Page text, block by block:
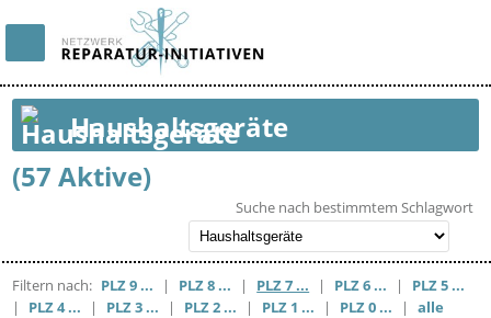
Haushaltsgeräte
(57 Aktive)
Suche nach bestimmtem Schlagwort
Filtern nach: PLZ 9 ... | PLZ 8 ... | PLZ 7 ... | PLZ 6 ... |
PLZ 5 ...
|
PLZ 4 ... | PLZ 3 ... | PLZ 2 ... | PLZ 1 ... | PLZ 0 ... |
alle